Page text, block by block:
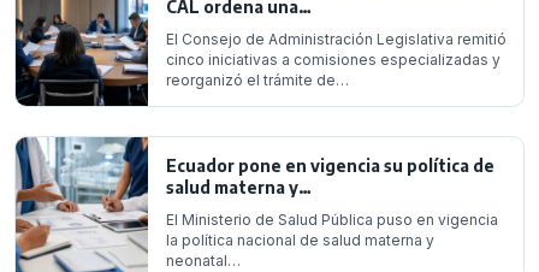
CAL ordena una…
El Consejo de Administración Legislativa remitió
cinco iniciativas a comisiones especializadas y
reorganizó el trámite de…
Ecuador pone en vigencia su política de
salud materna y…
El Ministerio de Salud Pública puso en vigencia
la política nacional de salud materna y
neonatal…